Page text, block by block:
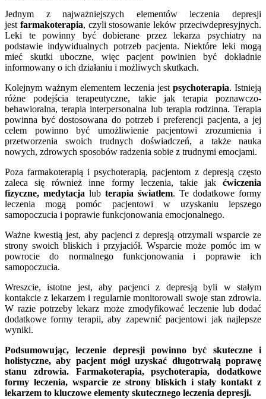
Jednym z najważniejszych elementów leczenia depresji
jestfarmakoterapia, czyli stosowanie leków przeciwdepresyjnych.
Leki te powinny być dobierane przez lekarza psychiatry na
podstawie indywidualnych potrzeb pacjenta. Niektóre leki mogą
mieć skutki uboczne, więc pacjent powinien być dokładnie
informowany o ich działaniu i możliwych skutkach.
Kolejnym ważnym elementem leczenia jestpsychoterapia. Istnieją
różne podejścia terapeutyczne, takie jak terapia poznawczo-
behawioralna, terapia interpersonalna lub terapia rodzinna. Terapia
powinna być dostosowana do potrzeb i preferencji pacjenta, a jej
celem powinno być umożliwienie pacjentowi zrozumienia i
przetworzenia swoich trudnych doświadczeń, a także nauka
nowych, zdrowych sposobów radzenia sobie z trudnymi emocjami.
Poza farmakoterapią i psychoterapią, pacjentom z depresją często
zaleca się również inne formy leczenia, takie jak ćwiczenia
fizyczne, medytacja lub terapia światłem. Te dodatkowe formy
leczenia mogą pomóc pacjentowi w uzyskaniu lepszego
samopoczucia i poprawie funkcjonowania emocjonalnego.
Ważne kwestią jest, aby pacjenci z depresją otrzymali wsparcie ze
strony swoich bliskich i przyjaciół. Wsparcie może pomóc im w
powrocie do normalnego funkcjonowania i poprawie ich
samopoczucia.
Wreszcie, istotne jest, aby pacjenci z depresją byli w stałym
kontakcie z lekarzem i regularnie monitorowali swoje stan zdrowia.
W razie potrzeby lekarz może zmodyfikować leczenie lub dodać
dodatkowe formy terapii, aby zapewnić pacjentowi jak najlepsze
wyniki.
Podsumowując, leczenie depresji powinno być skuteczne i
holistyczne, aby pacjent mógł uzyskać długotrwałą poprawę
stanu zdrowia. Farmakoterapia, psychoterapia, dodatkowe
formy leczenia, wsparcie ze strony bliskich i stały kontakt z
lekarzem to kluczowe elementy skutecznego leczenia depresji.